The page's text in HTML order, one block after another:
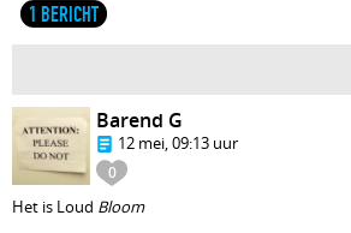
1 BERICHT
0
Barend G
12 mei, 09:13 uur
Het is Loud Bloom